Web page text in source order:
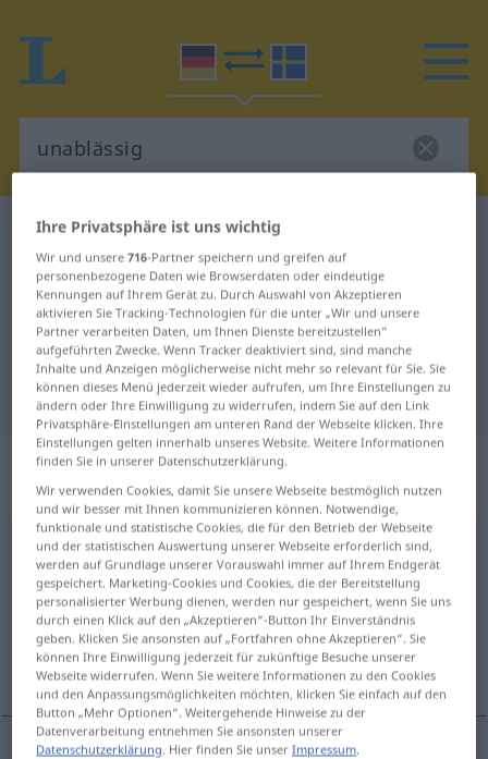
Deutsch-Schwedisch Wörterbuch
Deutsch-Schwedisch Übersetzung
für "unablässig"
"unablässig" Schwedisch
Übersetzung
„unablässig“: Adjektiv,
Eigenschaftswort
unablässigadj
Übersicht aller Übersetzungen
(Für mehr Details die Übersetzung anklicken/antippen)
oavlåtlig, oupphörlig
Ihre Privatsphäre ist uns wichtig
Wir und unsere716-Partner speichern und greifen auf
personenbezogene Daten wie Browserdaten oder eindeutige
Kennungen auf Ihrem Gerät zu. Durch Auswahl von Akzeptieren
aktivieren Sie Tracking-Technologien für die unter „Wir und unsere
Partner verarbeiten Daten, um Ihnen Dienste bereitzustellen“
aufgeführten Zwecke. Wenn Tracker deaktiviert sind, sind manche
Inhalte und Anzeigen möglicherweise nicht mehr so relevant für Sie. Sie
können dieses Menü jederzeit wieder aufrufen, um Ihre Einstellungen zu
ändern oder Ihre Einwilligung zu widerrufen, indem Sie auf den Link
Privatsphäre-Einstellungen am unteren Rand der Webseite klicken. Ihre
Einstellungen gelten innerhalb unseres Website. Weitere Informationen
finden Sie in unserer Datenschutzerklärung.
Wir verwenden Cookies, damit Sie unsere Webseite bestmöglich nutzen
und wir besser mit Ihnen kommunizieren können. Notwendige,
funktionale und statistische Cookies, die für den Betrieb der Webseite
und der statistischen Auswertung unserer Webseite erforderlich sind,
werden auf Grundlage unserer Vorauswahl immer auf Ihrem Endgerät
gespeichert. Marketing-Cookies und Cookies, die der Bereitstellung
personalisierter Werbung dienen, werden nur gespeichert, wenn Sie uns
durch einen Klick auf den „Akzeptieren“-Button Ihr Einverständnis
geben. Klicken Sie ansonsten auf „Fortfahren ohne Akzeptieren“. Sie
können Ihre Einwilligung jederzeit für zukünftige Besuche unserer
Webseite widerrufen. Wenn Sie weitere Informationen zu den Cookies
und den Anpassungsmöglichkeiten möchten, klicken Sie einfach auf den
Button „Mehr Optionen“. Weitergehende Hinweise zu der
Datenverarbeitung entnehmen Sie ansonsten unserer
Datenschutzerklärung. Hier finden Sie unserImpressum.